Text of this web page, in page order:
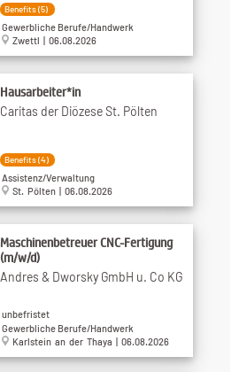
Benefits (5)
Gewerbliche Berufe/Handwerk
Zwettl | 06.08.2026
Hausarbeiter*in
Caritas der Diözese St. Pölten
Benefits (4)
Assistenz/Verwaltung
St. Pölten | 06.08.2026
Maschinenbetreuer CNC-Fertigung
(m/w/d)
Andres & Dworsky GmbH u. Co KG
unbefristet
Gewerbliche Berufe/Handwerk
Karlstein an der Thaya | 06.08.2026